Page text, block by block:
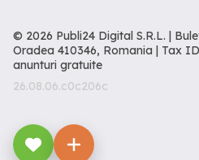
© 2026 Publi24 Digital S.R.L. |
Oradea 410346, Romania | Tax
anunturi gratuite
26.08.06.c0c206c